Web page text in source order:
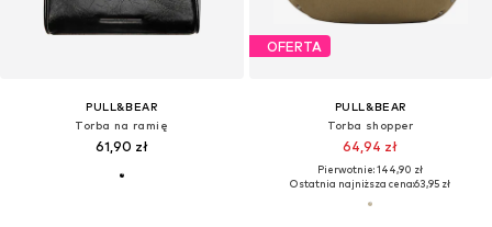
PULL&BEAR
Torba na ramię
61,90 zł
OFERTA
PULL&BEAR
Torba shopper
64,94 zł
Pierwotnie: 144,90 zł
Ostatnia najniższa cena:63,95 zł